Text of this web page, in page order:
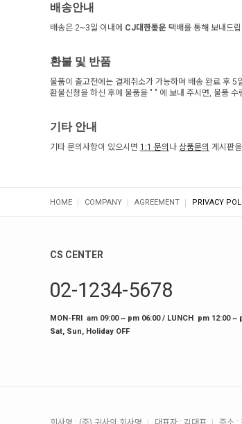
배송안내
배송은 2~3일 이내에 CJ대한통운 택배를 통해 보내드
환불 및 반품
물품이 출고전에는 결제취소가 가능하며 배송 완료 후
환불신청을 하신 후에 물품을 " " 에 보내 주시면, 물품 수
기타 안내
기타 문의사항이 있으시면 1:1 문의 나 상품문의 게시판
HOME COMPANY AGREEMENT PRIVACY
CS CENTER
02-1234-5678
MON-FRI am 09:00 ~ pm 06:00 / LUNCH pm 12:00 ~
Sat, Sun, Holiday OFF